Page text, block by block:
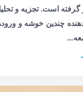
گرفته است. تجزیه و
چندین خوشه و